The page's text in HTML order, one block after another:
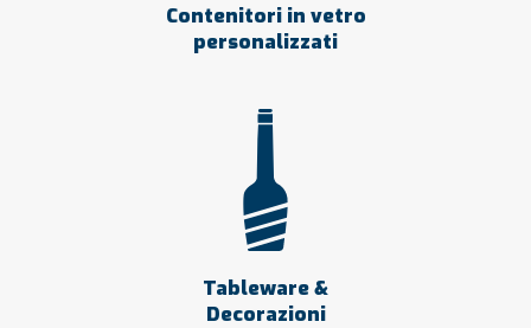
Contenitori in vetro
personalizzati
Tableware &
Decorazioni